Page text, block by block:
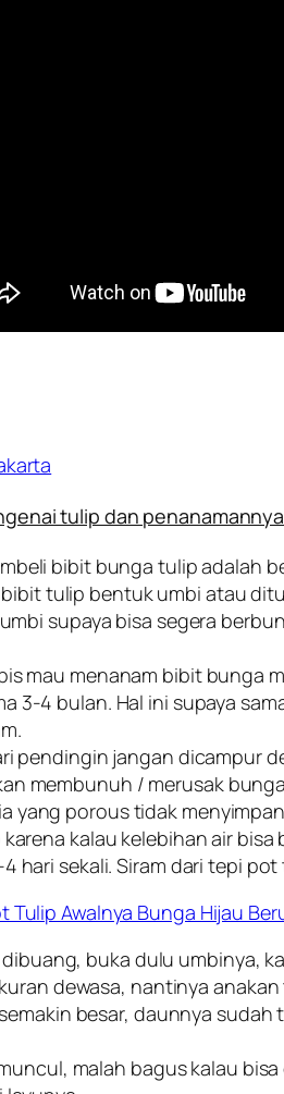
tulip dan penanamannya
bibit bunga tulip adalah
tulip bentuk umbi atau
supaya bisa segera
mau menanam bibit bunga
3-4 bulan. Hal ini supaya
pendingin jangan dicampur
membunuh / merusak
yang porous tidak
kalau kelebihan air
hari sekali. Siram dari tepi
Tulip Awalnya Bunga Hijau
buka dulu umbinya,
dewasa, nantinya
besar, daunnya
malah bagus kalau